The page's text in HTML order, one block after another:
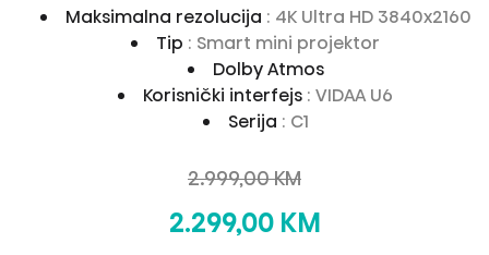
Maksimalna rezolucija : 4K Ultra HD 3840x2160
Tip : Smart mini projektor
Dolby Atmos
Korisnički interfejs : VIDAA U6
Serija : C1
2.999,00 KM
2.299,00 KM